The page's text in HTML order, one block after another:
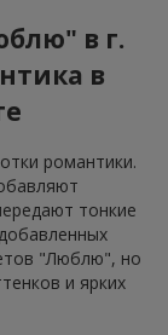
в г.
в
романтики.
тонкие
"Люблю", но
и ярких